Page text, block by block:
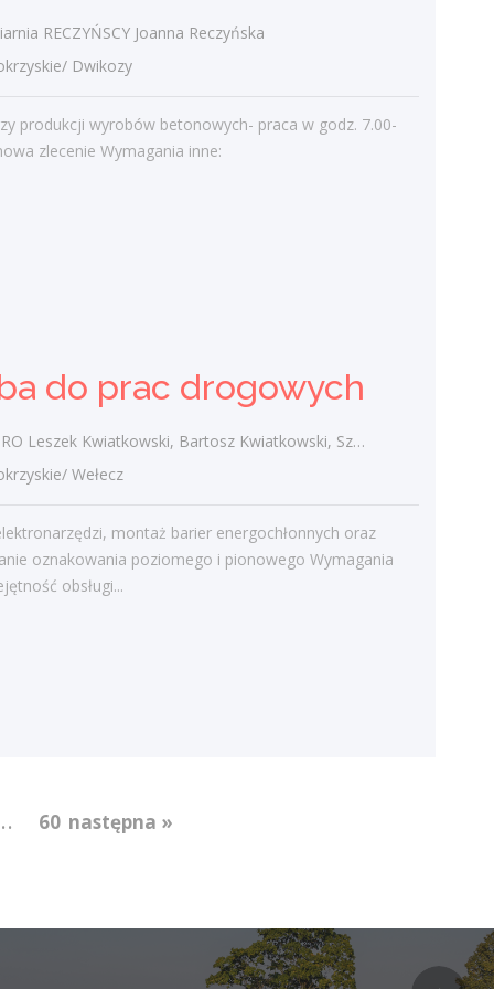
admin
Obcokrajowcy w
świętokrzyskim
admin-Zawody nadwyżkowe w
województwie świętokrzyskim
Bieżące informacje
RECZYŃSCY Joanna Reczyńska
Dwikozy
produkcji wyrobów betonowych- praca w godz. 7.00-
zlecenie Wymagania inne:
do prac drogowych
Kwiatkowski, Bartosz Kwiatkowski, Szymon Kwiatkowski spółka cywilna
Wełecz
montaż barier energochłonnych oraz
oznakowania poziomego i pionowego Wymagania
obsługi...
60 następna »